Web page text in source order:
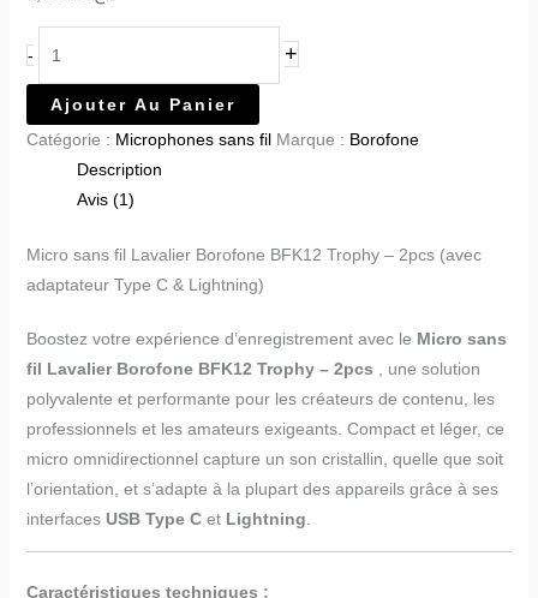
- +
Ajouter Au Panier
Catégorie : Microphones sans fil Marque : Borofone
Description
Avis (1)
Micro sans fil Lavalier Borofone BFK12 Trophy – 2pcs (avec
adaptateur Type C & Lightning)
Boostez votre expérience d’enregistrement avec le Micro sans
fil Lavalier Borofone BFK12 Trophy – 2pcs , une solution
polyvalente et performante pour les créateurs de contenu, les
professionnels et les amateurs exigeants. Compact et léger, ce
micro omnidirectionnel capture un son cristallin, quelle que soit
l’orientation, et s’adapte à la plupart des appareils grâce à ses
interfaces USB Type Cet Lightning.
Caractéristiques techniques :